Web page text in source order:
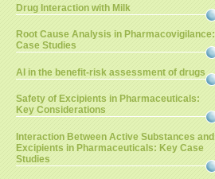
Drug Interaction with Milk
Root Cause Analysis in Pharmacovigilance:
Case Studies
AI in the benefit-risk assessment of drugs
Safety of Excipients in Pharmaceuticals:
Key Considerations
Interaction Between Active Substances and
Excipients in Pharmaceuticals: Key Case
Studies